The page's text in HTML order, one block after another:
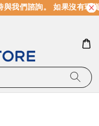
們諮詢。 如果沒有現